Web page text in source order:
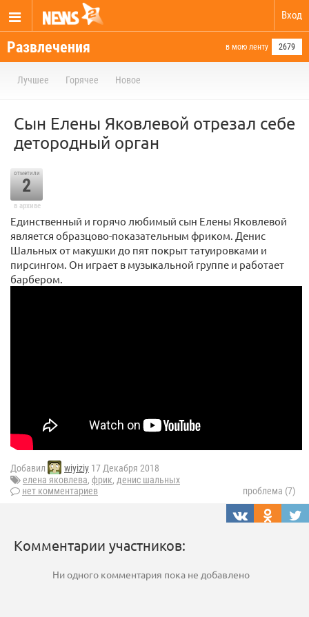
Вход
Развлечения в мою ленту 2679
Лучшее Горячее Новое
Сын Елены Яковлевой отрезал себе
детородный орган
отметили
2
в архиве
Единственный и горячо любимый сын Елены Яковлевой
является образцово-показательным фриком. Денис
Шальных от макушки до пят покрыт татуировками и
пирсингом. Он играет в музыкальной группе и работает
барбером.
Добавил wiyiziy 17 Декабря 2018
елена яковлева, фрик, денис шальных
нет комментариев
проблема (7)
Комментарии участников:
Ни одного комментария пока не добавлено